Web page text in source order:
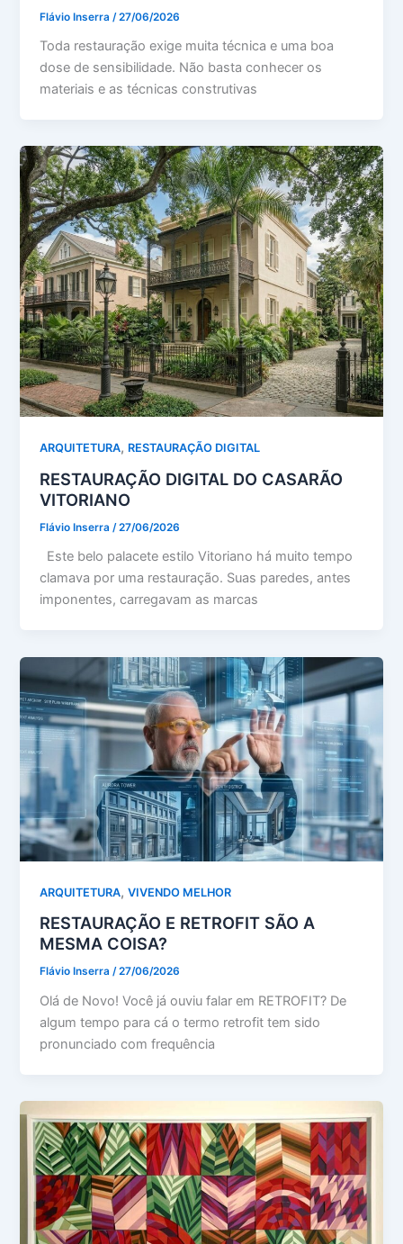
Flávio Inserra /27/06/2026
Toda restauração exige muita técnica e uma boa
dose de sensibilidade. Não basta conhecer os
materiais e as técnicas construtivas
ARQUITETURA, RESTAURAÇÃO DIGITAL
RESTAURAÇÃO DIGITAL DO CASARÃO
VITORIANO
Flávio Inserra /27/06/2026
Este belo palacete estilo Vitoriano há muito tempo
clamava por uma restauração. Suas paredes, antes
imponentes, carregavam as marcas
ARQUITETURA,VIVENDO MELHOR
RESTAURAÇÃO E RETROFIT SÃO A
MESMA COISA?
Flávio Inserra/27/06/2026
Olá de Novo! Você já ouviu falar em RETROFIT? De
algum tempo para cá o termo retrofit tem sido
pronunciado com frequência